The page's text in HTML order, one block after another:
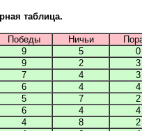
таблица.
Победы Ничьи
9 5 0
9 2 3
7 4 3
6 4 4
5 7 2
6 4 4
4 8 2